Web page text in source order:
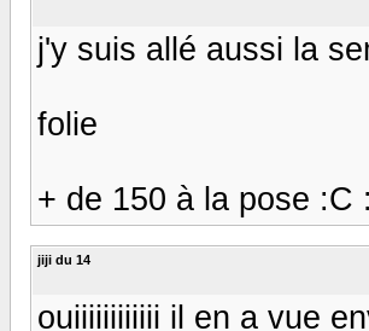
j'y suis allé aussi la
folie
+ de 150 à la pose :C
jiji du 14
ouiiiiiiiiiiii il en a vue